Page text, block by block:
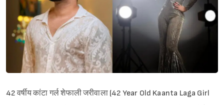
42 वर्षीय कांटा गर्ल शेफाली जरीवाला (42 Year Old Kaanta Laga Girl